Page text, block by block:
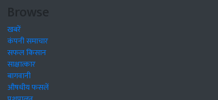
Browse
खबरें
कंपनी समाचार
सफल किसान
साक्षात्कार
बागवानी
औषधीय फसलें